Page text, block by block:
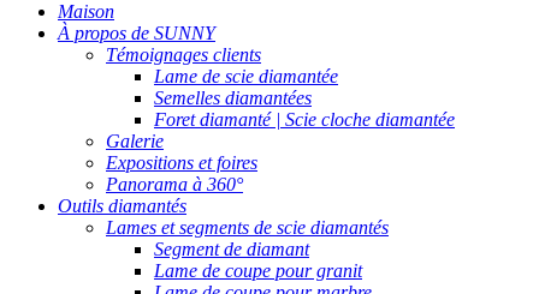
Maison
À propos de SUNNY
Témoignages clients
Lame de scie diamantée
Semelles diamantées
Foret diamanté | Scie cloche diamantée
Galerie
Expositions et foires
Panorama à 360°
Outils diamantés
Lames et segments de scie diamantés
Segment de diamant
Lame de coupe pour granit